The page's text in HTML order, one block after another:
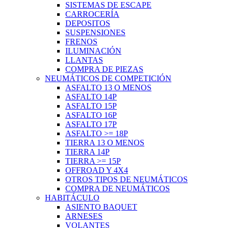
SISTEMAS DE ESCAPE
CARROCERÍA
DEPOSITOS
SUSPENSIONES
FRENOS
ILUMINACIÓN
LLANTAS
COMPRA DE PIEZAS
NEUMÁTICOS DE COMPETICIÓN
ASFALTO 13 O MENOS
ASFALTO 14P
ASFALTO 15P
ASFALTO 16P
ASFALTO 17P
ASFALTO >= 18P
TIERRA 13 O MENOS
TIERRA 14P
TIERRA >= 15P
OFFROAD Y 4X4
OTROS TIPOS DE NEUMÁTICOS
COMPRA DE NEUMÁTICOS
HABITÁCULO
ASIENTO BAQUET
ARNESES
VOLANTES